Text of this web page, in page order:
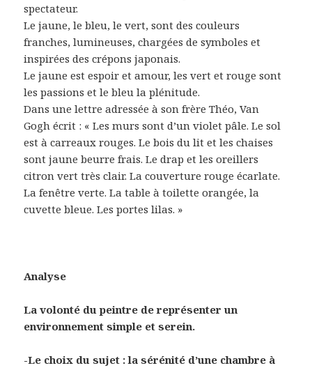
spectateur.
Le jaune, le bleu, le vert, sont des couleurs
franches, lumineuses, chargées de symboles et
inspirées des crépons japonais.
Le jaune est espoir et amour, les vert et rouge sont
les passions et le bleu la plénitude.
Dans une lettre adressée à son frère Théo, Van
Gogh écrit : « Les murs sont d’un violet pâle. Le sol
est à carreaux rouges. Le bois du lit et les chaises
sont jaune beurre frais. Le drap et les oreillers
citron vert très clair. La couverture rouge écarlate.
La fenêtre verte. La table à toilette orangée, la
cuvette bleue. Les portes lilas. »
Analyse
La volonté du peintre de représenter un
environnement simple et serein.
-Le choix du sujet : la sérénité d’une chambre à